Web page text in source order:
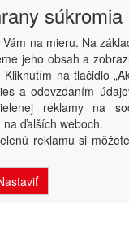
TECHNO GROUP
Powered by ABRA
súkromia
na mieru. Na
jeho obsah a
na tlačidlo
a odovzdaním
reklamy na
ďalších weboch.
reklamu si